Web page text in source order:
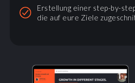
Erstellung einer step-by-
die auf eure Ziele